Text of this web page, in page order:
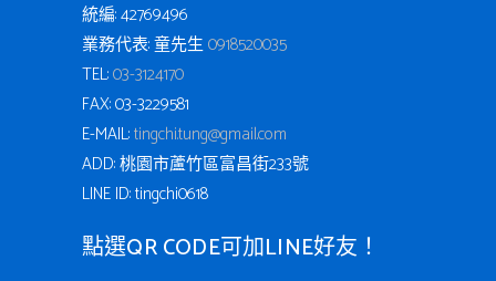
統編: 42769496
業務代表: 童先生0918520035
TEL:03-3124170
FAX: 03-3229581
E-MAIL:tingchi.tung@gmail.com
ADD: 桃園市蘆竹區富昌街233號
LINE ID: tingchi0618
點選QR CODE可加LINE好友！